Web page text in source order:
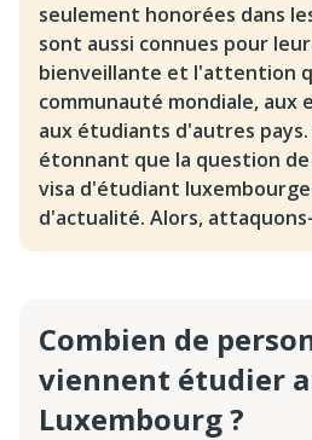
seulement honorées dans
sont aussi connues pour
bienveillante et l'attention
communauté mondiale, aux
aux étudiants d'autres
étonnant que la question
visa d'étudiant
d'actualité. Alors,
Combien de
viennent étudier
Luxembourg ?